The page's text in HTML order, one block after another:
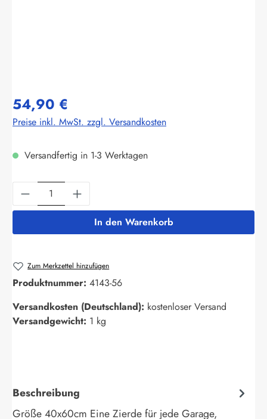
54,90 €
Preise inkl. MwSt. zzgl. Versandkosten
Versandfertig in 1-3 Werktagen
Produkt Anzahl: Gib den gewünschten
In den Warenkorb
Zum Merkzettel hinzufügen
Produktnummer: 4143-56
Versandkosten (Deutschland): kostenloser Versand
Versandgewicht: 1 kg
Beschreibung
Größe 40x60cm Eine Zierde für jede Garage,